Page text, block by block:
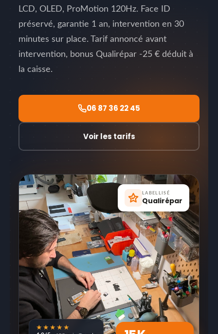
LCD, OLED, ProMotion 120Hz. Face ID
préservé, garantie 1 an, intervention en 30
minutes sur place. Tarif annoncé avant
intervention, bonus Qualirépar -25 € déduit à
la caisse.
06 87 36 22 45
Voir les tarifs
LABELLISÉ
Qualirépar
★★★★★